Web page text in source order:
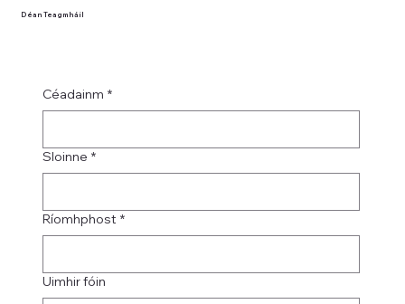
Déan Teagmháil
Céadainm *
Sloinne *
Ríomhphost *
Uimhir fóin